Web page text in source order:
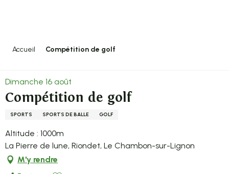
Accueil Compétition de golf
Dimanche 16 août
Compétition de golf
SPORTS SPORTS DE BALLE GOLF
Altitude : 1000m
La Pierre de lune, Riondet, Le Chambon-sur-Lignon
M'y rendre